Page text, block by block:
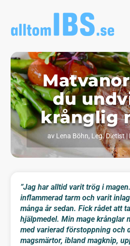
du
krånglig
av Lena Böhn, Leg. Dietist|
”Jag har alltid varit trög i
inflammerad tarm och varit
många år sedan. Fick rådet att
hjälpmedel. Min mage krånglar
med varierad förstoppning och
magsmärtor, ibland magknip,